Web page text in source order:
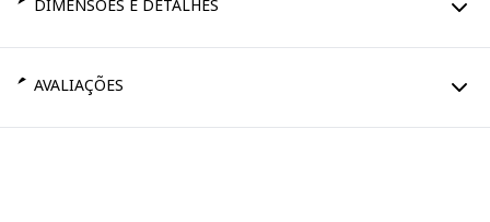
DIMENSÕES E DETALHES
AVALIAÇÕES